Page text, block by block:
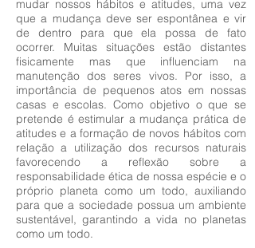
mudar nossos hábitos e atitudes, uma vez
que a mudança deve ser espontânea e vir
de dentro para que ela possa de fato
ocorrer. Muitas situações estão distantes
fisicamente mas que influenciam na
manutenção dos seres vivos. Por isso, a
importância de pequenos atos em nossas
casas e escolas. Como objetivo o que se
pretende é estimular a mudança prática de
atitudes e a formação de novos hábitos com
relação a utilização dos recursos naturais
favorecendo a reflexão sobre a
responsabilidade ética de nossa espécie e o
próprio planeta como um todo, auxiliando
para que a sociedade possua um ambiente
sustentável, garantindo a vida no planetas
como um todo.